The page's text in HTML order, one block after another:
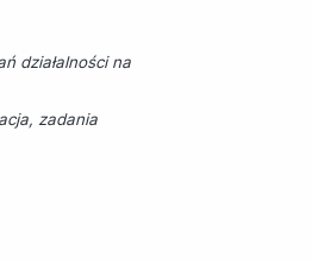
działalności na
zadania